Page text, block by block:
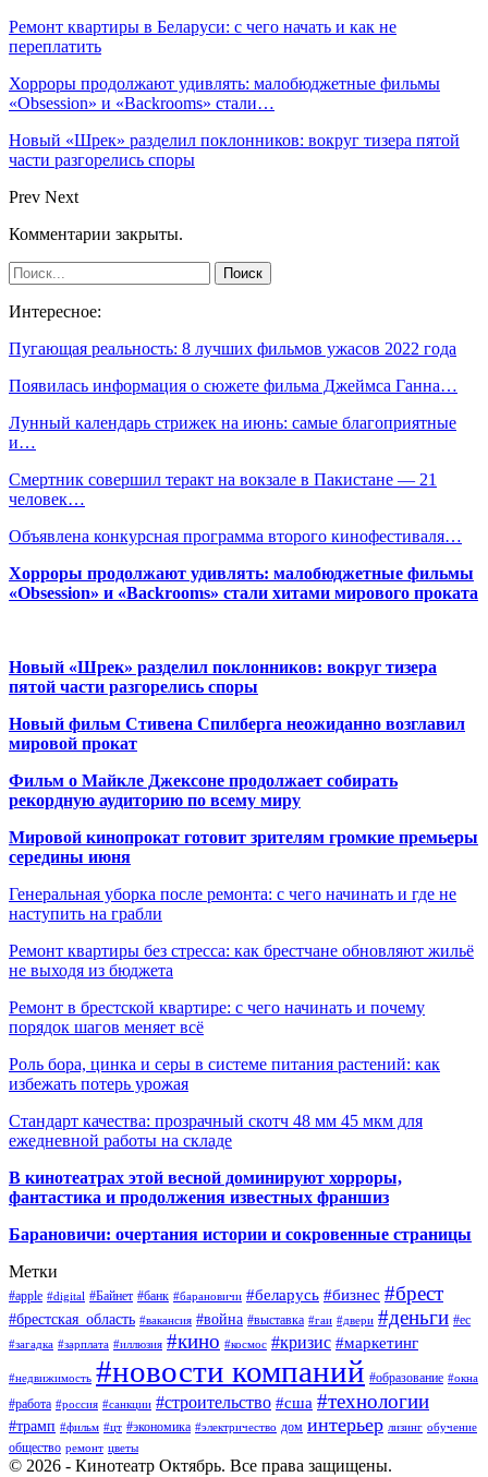
Ремонт квартиры в Беларуси: с чего начать и как не
переплатить
Хорроры продолжают удивлять: малобюджетные фильмы
«Obsession» и «Backrooms» стали…
Новый «Шрек» разделил поклонников: вокруг тизера пятой
части разгорелись споры
Prev Next
Комментарии закрыты.
Интересное:
Пугающая реальность: 8 лучших фильмов ужасов 2022 года
Появилась информация о сюжете фильма Джеймса Ганна…
Лунный календарь стрижек на июнь: самые благоприятные
и…
Смертник совершил теракт на вокзале в Пакистане — 21
человек…
Объявлена конкурсная программа второго кинофестиваля…
Хорроры продолжают удивлять: малобюджетные фильмы
«Obsession» и «Backrooms» стали хитами мирового проката
Новый «Шрек» разделил поклонников: вокруг тизера
пятой части разгорелись споры
Новый фильм Стивена Спилберга неожиданно возглавил
мировой прокат
Фильм о Майкле Джексоне продолжает собирать
рекордную аудиторию по всему миру
Мировой кинопрокат готовит зрителям громкие премьеры
середины июня
Генеральная уборка после ремонта: с чего начинать и где не
наступить на грабли
Ремонт квартиры без стресса: как брестчане обновляют жильё
не выходя из бюджета
Ремонт в брестской квартире: с чего начинать и почему
порядок шагов меняет всё
Роль бора, цинка и серы в системе питания растений: как
избежать потерь урожая
Стандарт качества: прозрачный скотч 48 мм 45 мкм для
ежедневной работы на складе
В кинотеатрах этой весной доминируют хорроры,
фантастика и продолжения известных франшиз
Барановичи: очертания истории и сокровенные страницы
Метки
#apple #digital #Байнет #банк #барановичи #беларусь #бизнес #брест
#брестская_область #вакансия #война #выставка #гаи #двери #деньги #ес
#загадка #зарплата #иллюзия #кино #космос #кризис #маркетинг
#недвижимость #новости компаний #образование #окна
#работа #россия #санкции #строительство #сша #технологии
#трамп #фильм #цт #экономика #электричество дом интерьер лизинг обучение
общество ремонт цветы
© 2026 - Кинотеатр Октябрь. Все права защищены.